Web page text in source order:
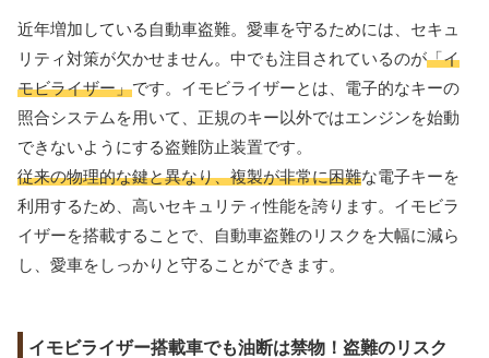
近年増加している自動車盗難。愛車を守るためには、セキュ
リティ対策が欠かせません。中でも注目されているのが「イ
モビライザー」です。イモビライザーとは、電子的なキーの
照合システムを用いて、正規のキー以外ではエンジンを始動
できないようにする盗難防止装置です。
従来の物理的な鍵と異なり、複製が非常に困難な電子キーを
利用するため、高いセキュリティ性能を誇ります。イモビラ
イザーを搭載することで、自動車盗難のリスクを大幅に減ら
し、愛車をしっかりと守ることができます。
イモビライザー搭載車でも油断は禁物！盗難のリスク